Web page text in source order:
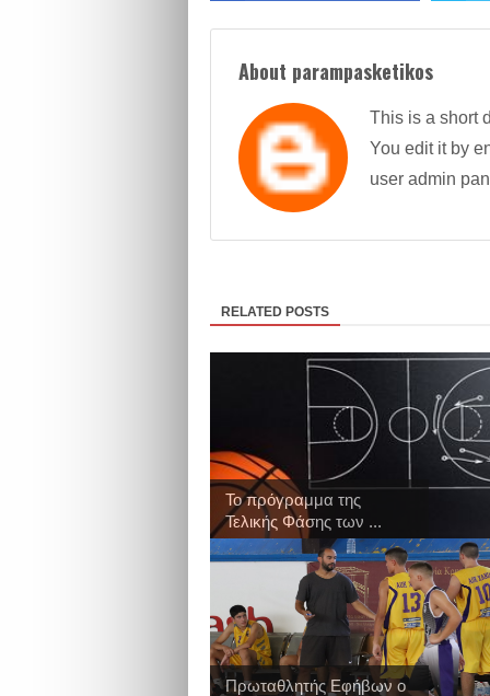
About parampasketikos
This is a short
You edit it by
user admin
RELATED POSTS
Το πρόγραμμα της
Τελικής Φάσης των ...
Πρωταθλητής Εφήβων ο